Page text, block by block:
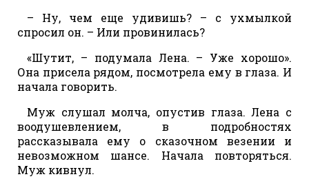
– Ну, чем еще удивишь? – с ухмылкой
спросил он. – Или провинилась?
«Шутит, – подумала Лена. – Уже хорошо».
Она присела рядом, посмотрела ему в глаза. И
начала говорить.
Муж слушал молча, опустив глаза. Лена с
воодушевлением, в подробностях
рассказывала ему о сказочном везении и
невозможном шансе. Начала повторяться.
Муж кивнул.